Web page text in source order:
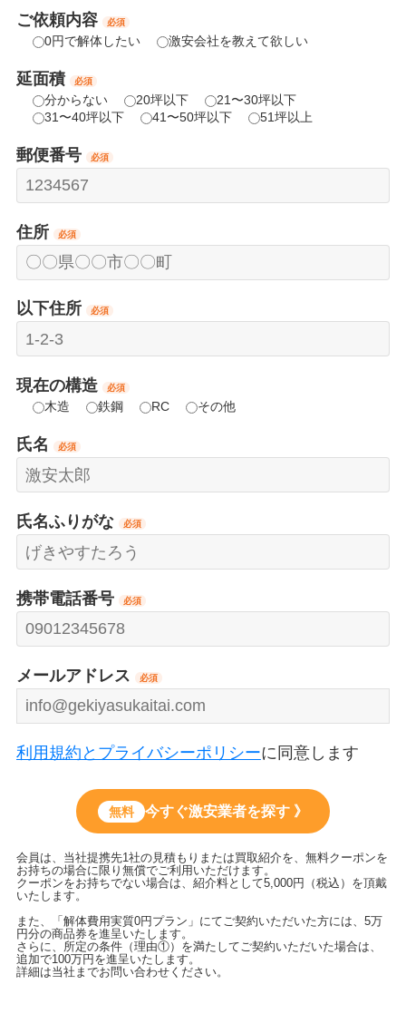
ご依頼内容 必須
0円で解体したい 激安会社を教えて欲しい
延面積 必須
分からない 20坪以下
21〜30坪以下
31〜40坪以下
41〜50坪以下 51坪以上
郵便番号 必須
住所 必須
以下住所 必須
現在の構造 必須
木造 鉄鋼 RC その他
氏名 必須
氏名ふりがな 必須
携帯電話番号 必須
メールアドレス 必須
利用規約とプライバシーポリシーに同意します
無料 今すぐ激安業者を探す 》
会員は、当社提携先1社の見積もりまたは買取紹介を、無料クーポンを
お持ちの場合に限り無償でご利用いただけます。
クーポンをお持ちでない場合は、紹介料として5,000円（税込）を頂戴
いたします。
また、「解体費用実質0円プラン」にてご契約いただいた方には、5万
円分の商品券を進呈いたします。
さらに、所定の条件（理由①）を満たしてご契約いただいた場合は、
追加で100万円を進呈いたします。
詳細は当社までお問い合わせください。